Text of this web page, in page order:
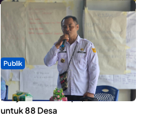
Publik
ABDESI Morotai Apresiasi
Penyaluran ADD Rp3,13 Miliar
untuk 88 Desa